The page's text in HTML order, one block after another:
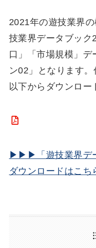
2021年の遊技業界
技業界データブック
口」「市場規模」デ
ン02」となります。
以下からダウンロー
▶▶▶「遊技業界デ
ダウンロードはこち